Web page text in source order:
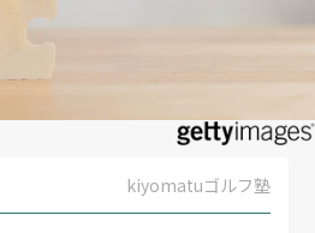
kiyomatuゴルフ塾